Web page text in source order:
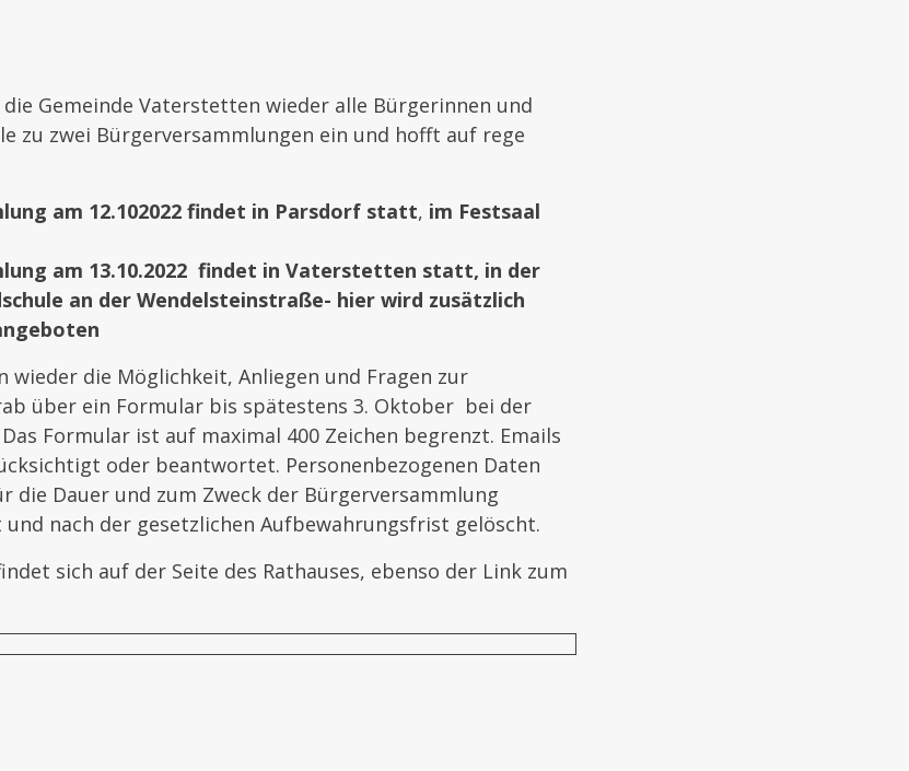
Gemeinde Vaterstetten wieder alle Bürgerinnen und
zu zwei Bürgerversammlungen ein und hofft auf rege
am 12.102022 findet in Parsdorf statt, im Festsaal
am 13.10.2022 findet in Vaterstetten statt, in der
an der Wendelsteinstraße- hier wird zusätzlich
wieder die Möglichkeit, Anliegen und Fragen zur
über ein Formular bis spätestens 3. Oktober bei der
Formular ist auf maximal 400 Zeichen begrenzt. Emails
oder beantwortet. Personenbezogenen Daten
die Dauer und zum Zweck der Bürgerversammlung
nach der gesetzlichen Aufbewahrungsfrist gelöscht.
sich auf der Seite des Rathauses, ebenso der Link zum